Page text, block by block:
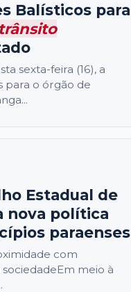
Balísticos para
trânsito
sexta-feira (16), a
para o órgão de
Estadual de
nova política
paraenses
com
meio à